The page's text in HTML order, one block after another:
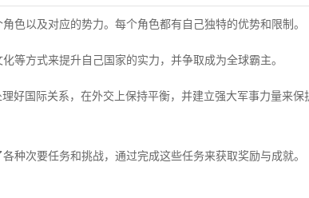
色以及对应的势力。每个角色都有自己独特的优势和限制。
等方式来提升自己国家的实力，并争取成为全球霸主。
好国际关系，在外交上保持平衡，并建立强大军事力量来保
种次要任务和挑战，通过完成这些任务来获取奖励与成就。